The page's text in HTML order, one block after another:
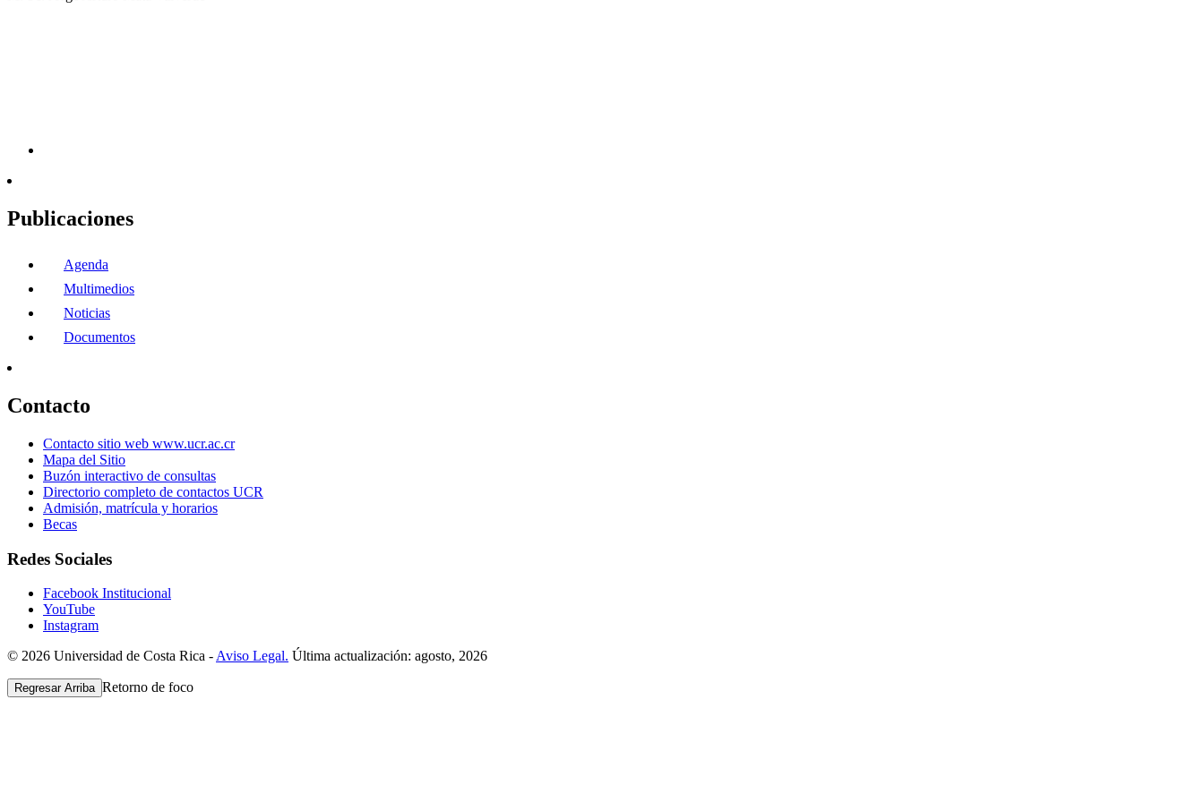
Publicaciones
Agenda
Multimedios
Noticias
Documentos
Contacto
Contacto sitio web www.ucr.ac.cr
Mapa del Sitio
Buzón interactivo de consultas
Directorio completo de contactos UCR
Admisión, matrícula y horarios
Becas
Redes Sociales
Facebook Institucional
YouTube
Instagram
© 2026 Universidad de Costa Rica - Aviso Legal. Última actualización: agosto, 2026
Regresar Arriba Retorno de foco